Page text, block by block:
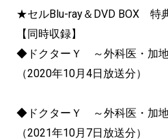
★セルBlu-ray＆DVD BOX 特
【同時収録】
◆ドクターＹ ～外科医・加
（2020年10月4日放送分）
◆ドクターＹ ～外科医・加
（2021年10月7日放送分）